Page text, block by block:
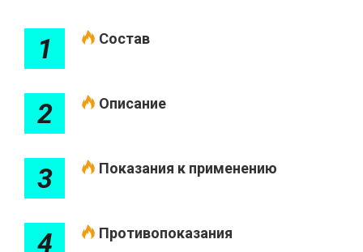
1 Состав
2 Описание
3 Показания к применению
4 Противопоказания